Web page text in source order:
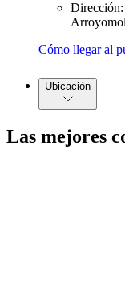
Dirección:
Cómo llegar al
Ubicación
Las mejores